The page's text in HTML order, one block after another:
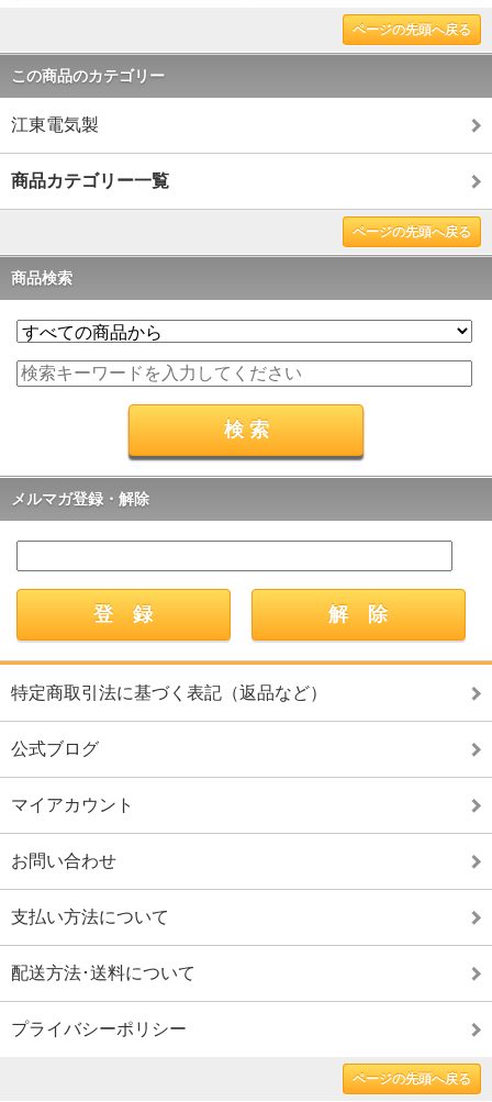
ページの先頭へ戻る
この商品のカテゴリー
江東電気製
商品カテゴリー一覧
ページの先頭へ戻る
商品検索
メルマガ登録・解除
特定商取引法に基づく表記（返品など）
公式ブログ
マイアカウント
お問い合わせ
支払い方法について
配送方法･送料について
プライバシーポリシー
ページの先頭へ戻る